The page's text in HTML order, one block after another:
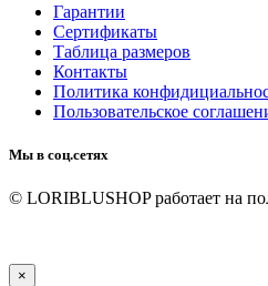
Гарантии
Сертификаты
Таблица размеров
Контакты
Политика
Пользовательское
Мы в соц.сетях
© LORIBLUSHOPработает на
×